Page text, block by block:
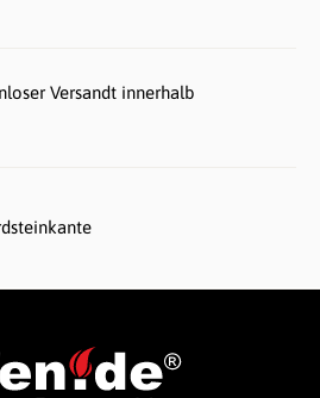
Versandt innerhalb